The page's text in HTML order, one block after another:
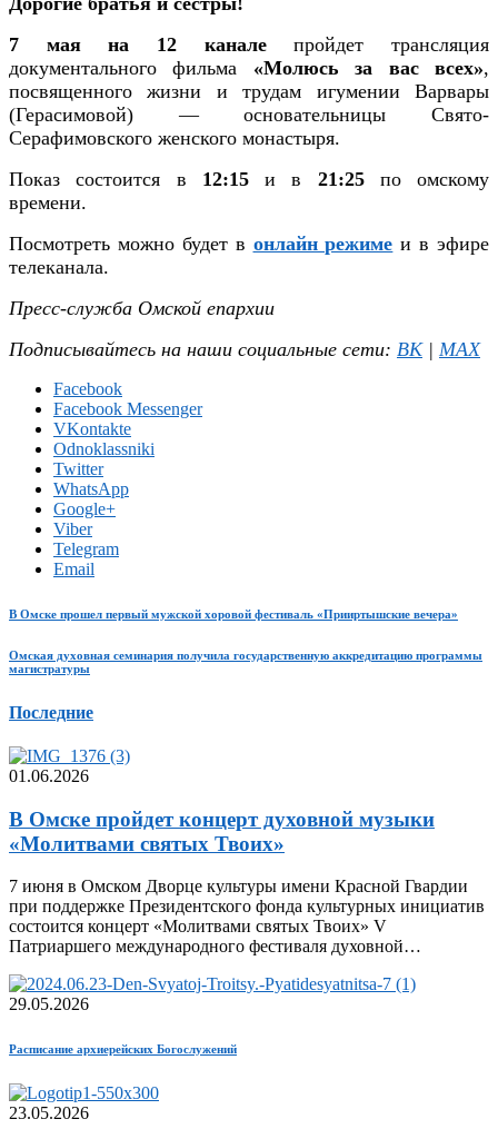
7 мая на 12 каналепройдет трансляция
документального фильма «Молюсь за вас всех»,
посвященного жизни и трудам игумении Варвары
(Герасимовой) — основательницы Свято-
Серафимовского женского монастыря.
Показ состоится в 12:15 и в 21:25по омскому
времени.
Посмотреть можно будет в онлайн режиме и в эфире
телеканала.
Пресс-служба Омской епархии
Подписывайтесь на наши социальные сети: ВК| MAX
Facebook
Facebook Messenger
VKontakte
Odnoklassniki
Twitter
WhatsApp
Google+
Viber
Telegram
Email
В Омске прошел первый мужской хоровой фестиваль «Прииртышские вечера»
Омская духовная семинария получила государственную аккредитацию программы
магистратуры
Последние
01.06.2026
В Омске пройдет концерт духовной музыки
«Молитвами святых Твоих»
7 июня в Омском Дворце культуры имени Красной Гвардии
при поддержке Президентского фонда культурных инициатив
состоится концерт «Молитвами святых Твоих» V
Патриаршего международного фестиваля духовной…
29.05.2026
Расписание архиерейских Богослужений
23.05.2026